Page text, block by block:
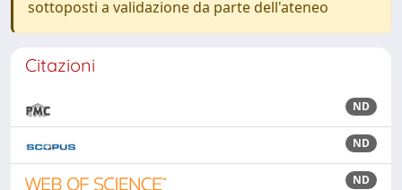
sottoposti a validazione da parte dell'ateneo
Citazioni
ND
ND
ND